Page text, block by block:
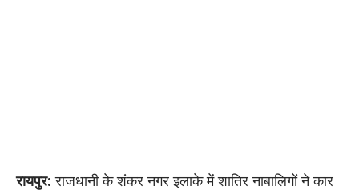
रायपुर: राजधानी के शंकर नगर इलाके में शातिर नाबालिगों ने कार